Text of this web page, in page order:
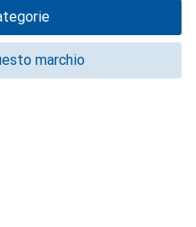
marchio